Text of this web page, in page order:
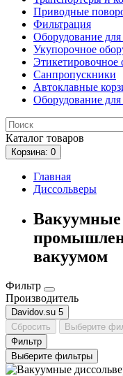
Приводные
Фильтрация
Оборудование для
Укупорочное
Этикетировочное
Санпропускники
Автоклавные
Оборудование
Каталог товаров
Корзина: 0
Главная
Диссольверы
Вакуумные
вакуумом
Фильтр
Производитель
Davidov.su 5
Сбросить
Выберите
Фильтр
Выберите фильтры